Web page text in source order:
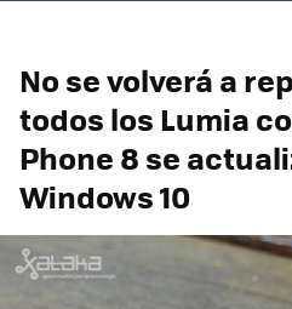
No se volverá a
todos los Lumia
Phone 8 se
Windows 10